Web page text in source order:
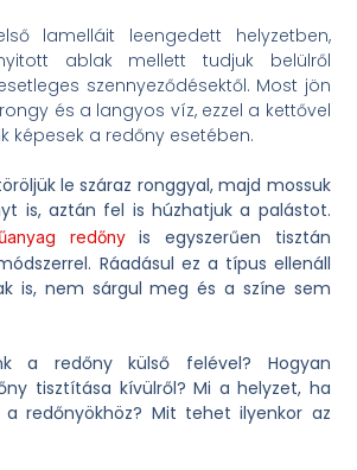
lamelláit leengedett helyzetben,
ablak mellett tudjuk belülről
szennyeződésektől. Most jön
és a langyos víz, ezzel a kettővel
képesek a redőny esetében.
le száraz ronggyal, majd mossuk
is, aztán fel is húzhatjuk a palástot.
redőnyis egyszerűen tisztán
Ráadásul ez a típus ellenáll
is, nem sárgul meg és a színe sem
a redőny külső felével? Hogyan
tisztítása kívülről? Mi a helyzet, ha
a redőnyökhöz? Mit tehet ilyenkor az